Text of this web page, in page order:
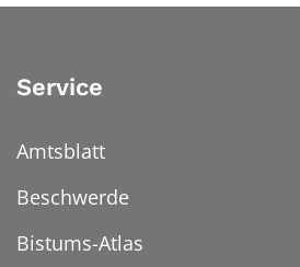
Service
Amtsblatt
Beschwerde
Bistums-Atlas